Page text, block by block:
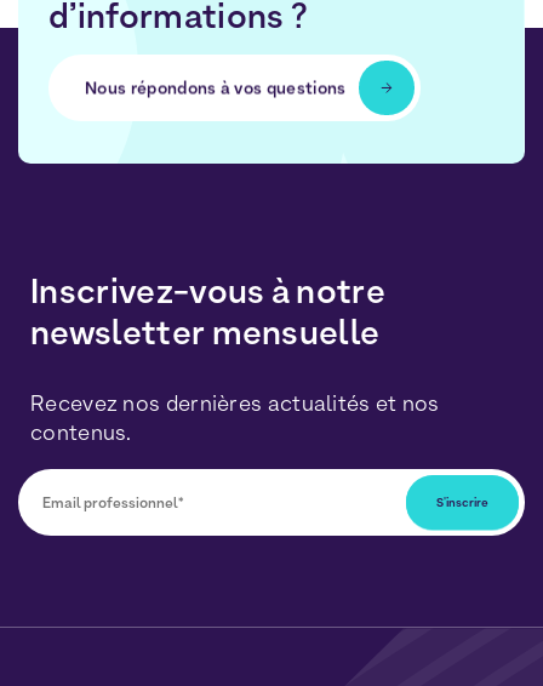
d’informations ?
Nous répondons à vos questions
Inscrivez-vous à notre
newsletter mensuelle
Recevez nos dernières actualités et nos
contenus.
données seront traitées conformément à notre
et deCookies